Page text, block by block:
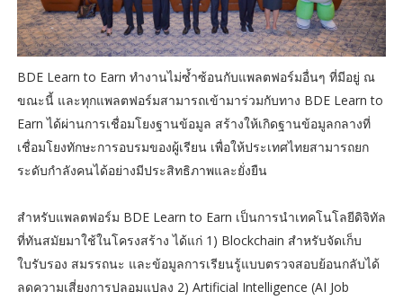
BDE Learn to Earn ทำงานไม่ซ้ำซ้อนกับแพลตฟอร์มอื่นๆ ที่มีอยู่ ณ
ขณะนี้ และทุกแพลตฟอร์มสามารถเข้ามาร่วมกับทาง BDE Learn to
Earn ได้ผ่านการเชื่อมโยงฐานข้อมูล สร้างให้เกิดฐานข้อมูลกลางที่
เชื่อมโยงทักษะการอบรมของผู้เรียน เพื่อให้ประเทศไทยสามารถยก
ระดับกำลังคนได้อย่างมีประสิทธิภาพและยั่งยืน
สำหรับแพลตฟอร์ม BDE Learn to Earn เป็นการนำเทคโนโลยีดิจิทัล
ที่ทันสมัยมาใช้ในโครงสร้าง ได้แก่ 1) Blockchain สำหรับจัดเก็บ
ใบรับรอง สมรรถนะ และข้อมูลการเรียนรู้แบบตรวจสอบย้อนกลับได้
ลดความเสี่ยงการปลอมแปลง 2) Artificial Intelligence (AI Job